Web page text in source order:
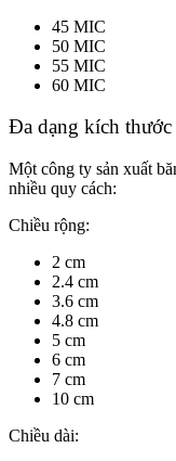
45 MIC
50 MIC
55 MIC
60 MIC
Đa dạng kích thước
Một công ty sản xuất
nhiều quy cách:
Chiều rộng:
2 cm
2.4 cm
3.6 cm
4.8 cm
5 cm
6 cm
7 cm
10 cm
Chiều dài: